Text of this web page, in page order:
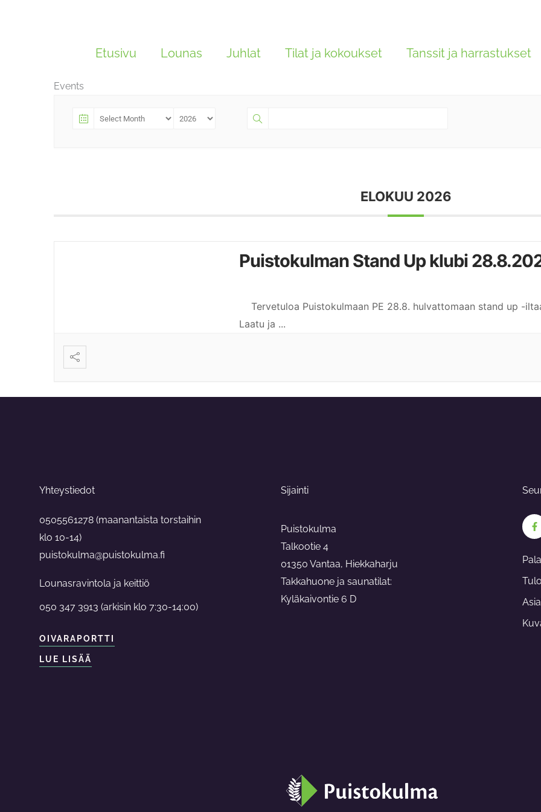
Etusivu Lounas Juhlat Tilat ja kokoukset Tanssit ja harrastukset
Events
ELOKUU 2026
Puistokulman Stand Up klubi
Tervetuloa Puistokulmaan PE 28.8. hulvattomaan stand up -
Laatu ja ...
Yhteystiedot
0505561278 (maanantaista torstaihin
klo 10-14)
puistokulma@puistokulma.fi
Lounasravintola ja keittiö
050 347 3913 (arkisin klo 7:30-14:00)
OIVARAPORTTI
LUE LISÄÄ
Sijainti
Puistokulma
Talkootie 4
01350 Vantaa, Hiekkaharju
Takkahuone ja saunatilat:
Kyläkaivontie 6 D
F
a
c
b
o
k
f